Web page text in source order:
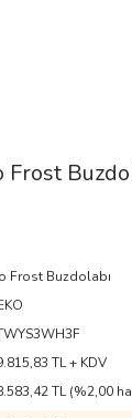
Frost Buzdolabı
TL + KDV
TL (%2,00